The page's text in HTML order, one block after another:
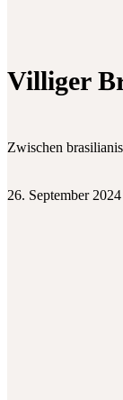
Villiger
Zwischen
26. September 2024